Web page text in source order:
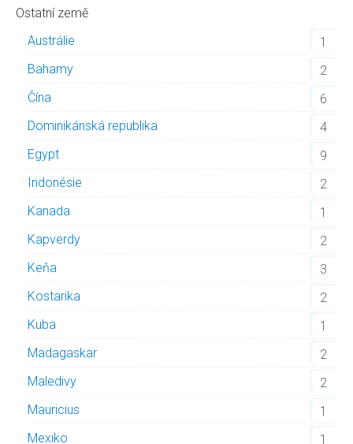
Ostatní země
Austrálie
1
Bahamy
2
Čína
6
Dominikánská republika
4
Egypt
9
Indonésie
2
Kanada
1
Kapverdy
2
Keňa
3
Kostarika
2
Kuba
1
Madagaskar
2
Maledivy
2
Mauricius
1
Mexiko
1